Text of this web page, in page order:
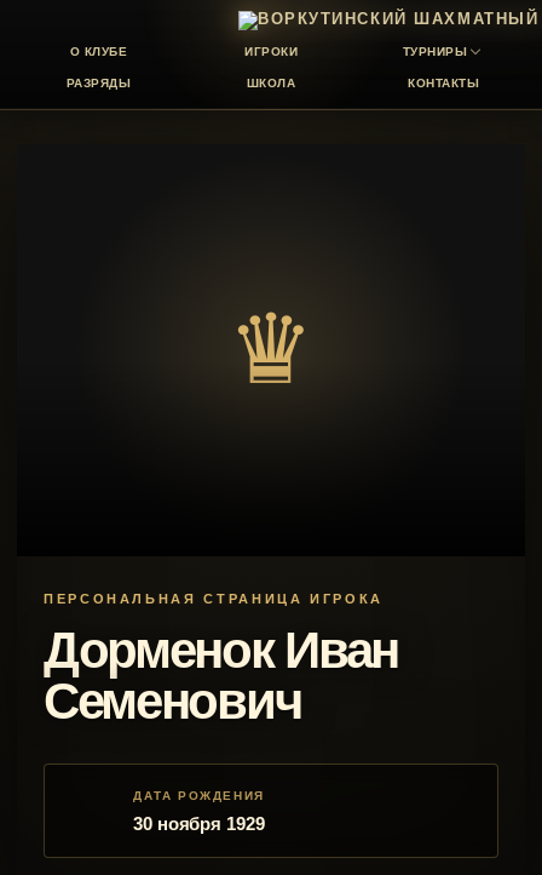
О КЛУБЕ ИГРОКИ ТУРНИРЫ
РАЗРЯДЫ ШКОЛА КОНТАКТЫ
♛
ПЕРСОНАЛЬНАЯ СТРАНИЦА ИГРОКА
Дорменок Иван
Семенович
ДАТА РОЖДЕНИЯ
30 ноября 1929